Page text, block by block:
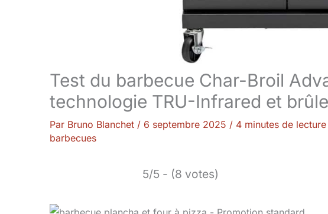
Test du barbecue Char-Broil
technologie TRU-Infrared et
Par Bruno Blanchet / 6 septembre 2025 / 4 minutes de lecture
barbecues
5/5 - (8 votes)